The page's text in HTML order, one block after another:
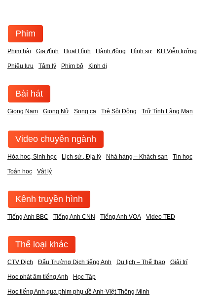
Phim
Phim hài Gia đình Hoạt Hình Hành động Hình sự KH Viễn tưởng
Phiêu lưu Tâm lý Phim bộ Kinh dị
Bài hát
Giọng Nam Giọng Nữ Song ca Trẻ Sôi Động Trữ Tình Lãng Mạn
Video chuyên ngành
Hóa học, Sinh học Lịch sử , Địa lý Nhà hàng – Khách sạn Tin học
Toán học Vật lý
Kênh truyền hình
Tiếng Anh BBC Tiếng Anh CNN Tiếng Anh VOA Video TED
Thể loại khác
CTV Dịch Đấu Trường Dịch tiếng Anh Du lịch – Thể thao Giải trí
Học phát âm tiếng Anh Học Tập
Học tiếng Anh qua phim phụ đề Anh-Việt Thông Minh